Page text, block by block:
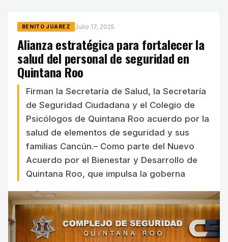
BENITO JUAREZ Julio 17, 2025
Alianza estratégica para fortalecer la
salud del personal de seguridad en
Quintana Roo
Firman la Secretaría de Salud, la Secretaría
de Seguridad Ciudadana y el Colegio de
Psicólogos de Quintana Roo acuerdo por la
salud de elementos de seguridad y sus
familias Cancún.– Como parte del Nuevo
Acuerdo por el Bienestar y Desarrollo de
Quintana Roo, que impulsa la goberna